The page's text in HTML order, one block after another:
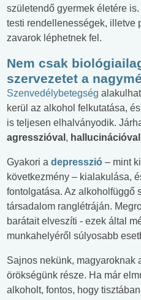
születendő gyermek életére
testi rendellenességek, illetve
zavarok léphetnek fel.
Nem csak
szervezetet a
Szenvedélybetegség
kerül az alkohol felkutatása,
is teljesen elhalványodik.
agresszióval , hallucinációval
Gyakori a depresszió – mint
következmény – kialakulása,
fontolgatása. Az alkoholfüggő
társadalom ranglétráján.
barátait elveszíti - ezek által
munkahelyéről súlyosabb
Sajnos nekünk, magyaroknak
örökségünk része. Ha már
alkoholt, fontos, hogy